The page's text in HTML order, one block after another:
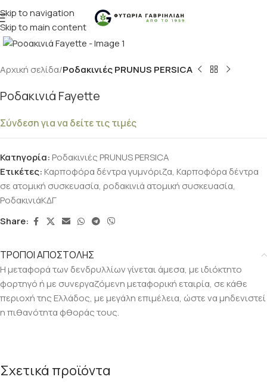
Skip to navigation
Skip to main content
Κλικ για μεγέθυνση
Αρχική σελίδα Ροδακινιές PRUNUS PERSICA
Ροδακινιά Fayette
Σύνδεση για να δείτε τις τιμές
Κατηγορία:Ροδακινιές PRUNUS PERSICA
Ετικέτες:Καρποφόρα δέντρα γυμνόριζα, Καρποφόρα δέντρα
σε ατομική συσκευασία, ροδακινιά ατομική συσκευασία,
ΡοδακινιάΚΔΓ
Share:
ΤΡΟΠΟΙ ΑΠΟΣΤΟΛΗΣ
Η μεταφορά των δενδρυλλίων γίνεται άμεσα, με ιδιόκτητο
φορτηγό ή με συνεργαζόμενη μεταφορική εταιρία, σε κάθε
περιοχή της Ελλάδος, με μεγάλη επιμέλεια, ώστε να μηδενιστεί
η πιθανότητα φθοράς τους.
Σχετικά προϊόντα